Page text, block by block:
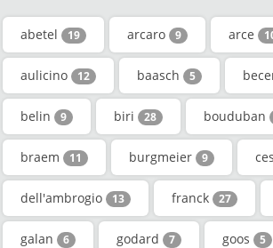
abetel 19 arcaro 9 arce
aulicino 12 baasch 5
belin 9 biri 28 bouduban
braem 11 burgmeier 9
dell'ambrogio 13 franck 27
galan 6 godard 7 goos 5